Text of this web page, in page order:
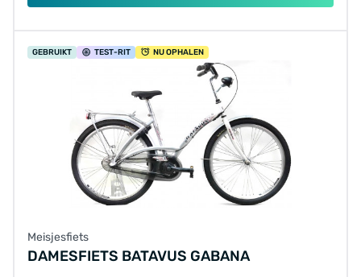
GEBRUIKT TEST-RIT NU OPHALEN
Meisjesfiets
DAMESFIETS BATAVUS GABANA